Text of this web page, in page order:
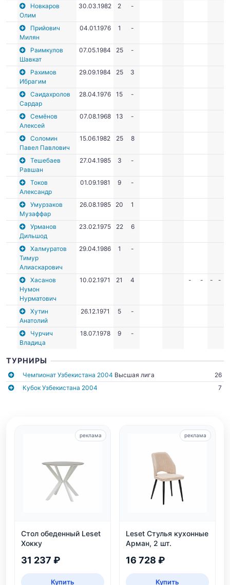
Новкаров
Олим
30.03.1982 2 -
Прийович
Милян
04.01.1976 1 -
Раимкулов
Шавкат
07.05.1984 25 -
Рахимов
Ибрагим
29.09.1984 25 3
Саидахролов
Сардар
28.04.1976 15 -
Семёнов
Алексей
07.08.1968 13 -
Соломин
Павел Павлович
15.06.1982 25 8
Тешебаев
Равшан
27.04.1985 3 -
Токов
Александр
01.09.1981 9 -
Умурзаков
Музаффар
26.08.1985 20 1
Урманов
Дильшод
23.02.1975 22 6
Халмуратов
Тимур
Алиаскарович
29.04.1986 1 -
Хасанов
Нумон
Нурматович
10.02.1971 21 4 - - - -
Хутин
Анатолий
26.12.1971 5 -
Чурчич
Владица
18.07.1978 9 -
ТУРНИРЫ
Чемпионат Узбекистана 2004 Высшая лига
26
Кубок Узбекистана 2004
7
Стол обеденный Leset
Хокку
31 237 ₽
Купить
реклама
Leset Стулья кухонные
Арман, 2 шт.
16 728 ₽
Купить
реклама